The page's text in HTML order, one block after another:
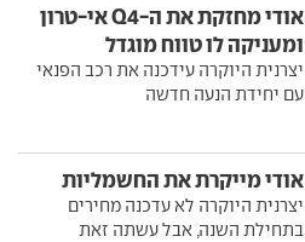
אודי מחזקת את ה-Q4 אי-טרון
ומעניקה לו טווח מוגדל
יצרנית היוקרה עידכנה את רכב הפנאי
עם יחידת הנעה חדשה
אודי מייקרת את החשמליות
יצרנית היוקרה לא עדכנה מחירים
בתחילת השנה, אבל עשתה זאת